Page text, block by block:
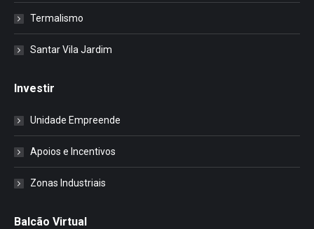
Termalismo
Santar Vila Jardim
Investir
Unidade Empreende
Apoios e Incentivos
Zonas Industriais
Balcão Virtual